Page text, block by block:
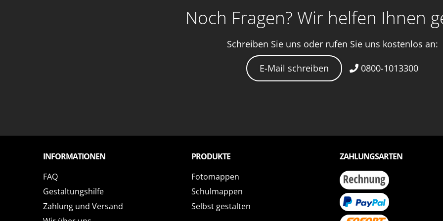
Noch Fragen? Wir helfen Ihnen
Schreiben Sie uns oder rufen Sie uns kostenlos an:
E-Mail schreiben 0800-1013300
INFORMATIONEN
FAQ
Gestaltungshilfe
Zahlung und Versand
PRODUKTE
Fotomappen
Schulmappen
Selbst gestalten
ZAHLUNGSARTEN